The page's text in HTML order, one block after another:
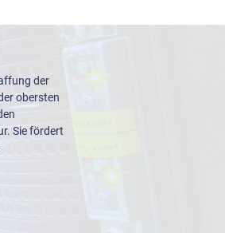
der
obersten
Sie fördert